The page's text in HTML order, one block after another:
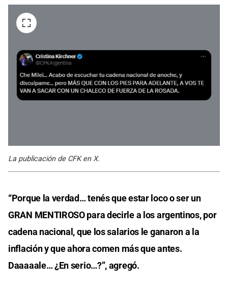
La publicación de CFK en X.
“Porque la verdad… tenés que estar loco o ser un
GRAN MENTIROSO para decirle a los argentinos, por
cadena nacional, que los salarios le ganaron a la
inflación y que ahora comen más que antes.
Daaaaale… ¿En serio…?”, agregó.